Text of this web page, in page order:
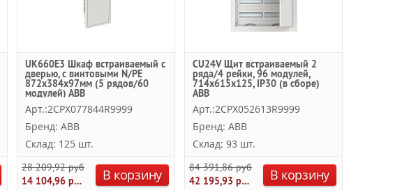
UK660E3 Шкаф встраиваемый с
дверью, с винтовыми N/PE
872х384х97мм (5 рядов/60
модулей) АВВ
Арт.:2CPX077844R9999
Бренд: ABB
Склад: 125 шт.
28 209,92 руб.
14 104,96 руб.
В корзину
CU24V Щит встраиваемый 2
ряда/4 рейки, 96 модулей,
714х615х125, IP30 (в сборе)
ABB
Арт.:2CPX052613R9999
Бренд: ABB
Склад: 93 шт.
84 391,86 руб.
42 195,93 руб.
В корзину